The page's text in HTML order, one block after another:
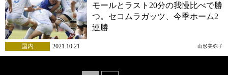
モールとラスト20分の我慢比べで勝
つ。セコムラガッツ、今季ホーム2
連勝
国内 2021.10.21 山形美弥子